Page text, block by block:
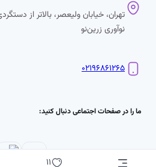
پ
11
نوآوری زرین‌نو
۰۲۱۹۶۸۶۱۲۶۵
ما را در صفحات اجتماعی دنبال کنید: